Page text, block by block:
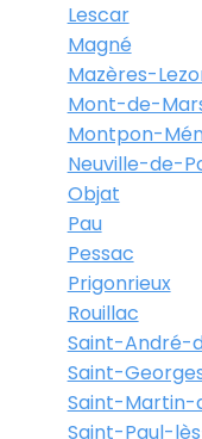
Lescar
Magné
Mazères-
Mont-de-
Montpon-
Neuville-de-
Objat
Pau
Pessac
Prigonrieux
Rouillac
Saint-André-
Saint-
Saint-Martin-
Saint-Paul-